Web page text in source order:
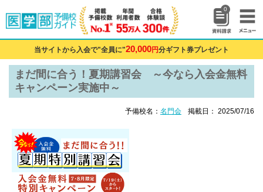
0
当サイトから入会で"全員に"20,000円分ギフト券プレゼント
まだ間に合う！夏期講習会 ～今なら入会金無料
キャンペーン実施中～
予備校名： 名門会 掲載日： 2025/07/16